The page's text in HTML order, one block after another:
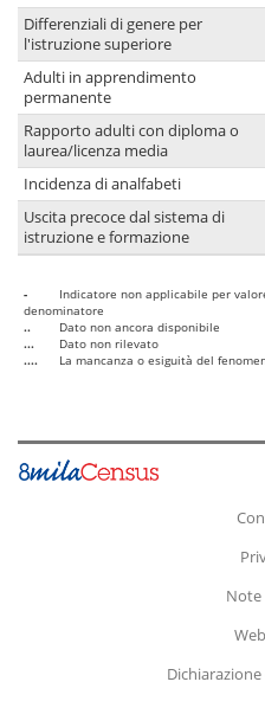
Differenziali di genere per
l'istruzione superiore
Adulti in apprendimento
permanente
Rapporto adulti con diploma o
laurea/licenza media
Incidenza di analfabeti
Uscita precoce dal sistema di
istruzione e formazione
-
Indicatore non applicabile per
denominatore
..
Dato non ancora disponibile
...
Dato non rilevato
....
La mancanza o esiguità del
Note